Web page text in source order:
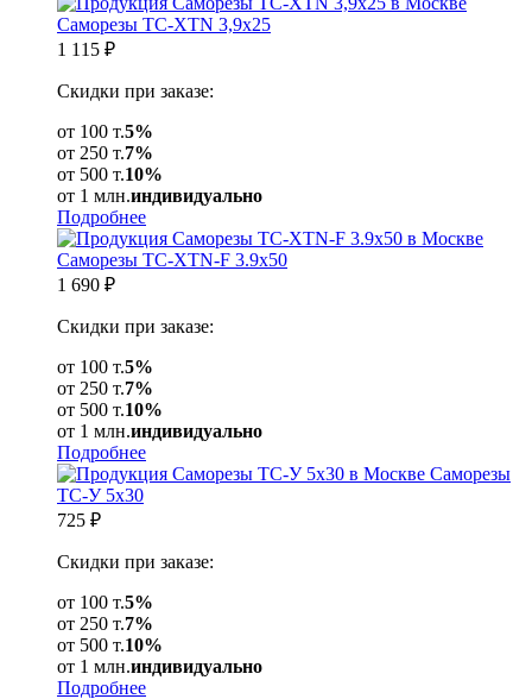
Саморезы ТС-XTN 3,9х25
1 115 ₽
Скидки при заказе:
от 100 т.5%
от 250 т.7%
от 500 т.10%
от 1 млн.индивидуально
Подробнее
Саморезы ТС-XTN-F 3.9х50
1 690 ₽
Скидки при заказе:
от 100 т.5%
от 250 т.7%
от 500 т.10%
от 1 млн.индивидуально
Подробнее
Саморезы
ТС-У 5х30
725 ₽
Скидки при заказе:
от 100 т.5%
от 250 т.7%
от 500 т.10%
от 1 млн.индивидуально
Подробнее